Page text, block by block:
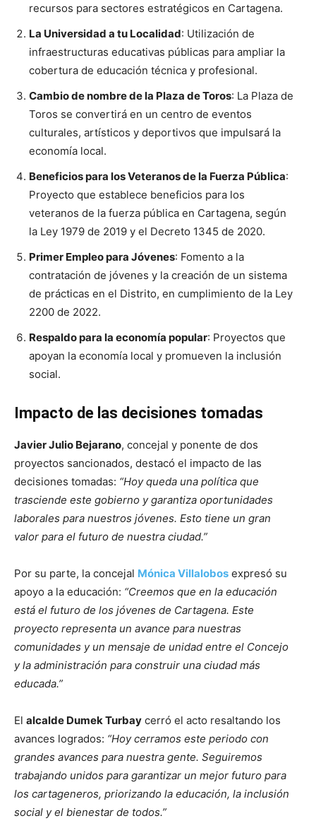
recursos para sectores estratégicos en Cartagena.
La Universidad a tu Localidad: Utilización de
infraestructuras educativas públicas para ampliar la
cobertura de educación técnica y profesional.
Cambio de nombre de la Plaza de Toros: La Plaza de
Toros se convertirá en un centro de eventos
culturales, artísticos y deportivos que impulsará la
economía local.
Beneficios para los Veteranos de la Fuerza Pública:
Proyecto que establece beneficios para los
veteranos de la fuerza pública en Cartagena, según
la Ley 1979 de 2019 y el Decreto 1345 de 2020.
Primer Empleo para Jóvenes: Fomento a la
contratación de jóvenes y la creación de un sistema
de prácticas en el Distrito, en cumplimiento de la Ley
2200 de 2022.
Respaldo para la economía popular: Proyectos que
apoyan la economía local y promueven la inclusión
social.
Impacto de las decisiones tomadas
Javier Julio Bejarano, concejal y ponente de dos
proyectos sancionados, destacó el impacto de las
decisiones tomadas: “Hoy queda una política que
trasciende este gobierno y garantiza oportunidades
laborales para nuestros jóvenes. Esto tiene un gran
valor para el futuro de nuestra ciudad.”
Por su parte, la concejal Mónica Villalobos expresó su
apoyo a la educación: “Creemos que en la educación
está el futuro de los jóvenes de Cartagena. Este
proyecto representa un avance para nuestras
comunidades y un mensaje de unidad entre el Concejo
y la administración para construir una ciudad más
educada.”
El alcalde Dumek Turbay cerró el acto resaltando los
avances logrados: “Hoy cerramos este periodo con
grandes avances para nuestra gente. Seguiremos
trabajando unidos para garantizar un mejor futuro para
los cartageneros, priorizando la educación, la inclusión
social y el bienestar de todos.”